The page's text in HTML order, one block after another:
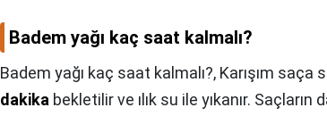
Badem yağı kaç saat kalmalı?
Badem yağı kaç saat kalmalı?, Karışım saça
dakika bekletilir ve ılık su ile yıkanır. Saçların